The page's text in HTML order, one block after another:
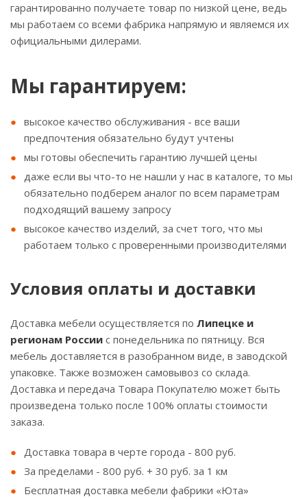
гарантированно получаете товар по низкой цене, ведь
мы работаем со всеми фабрика напрямую и являемся их
официальными дилерами.
Мы гарантируем:
высокое качество обслуживания - все ваши
предпочтения обязательно будут учтены
мы готовы обеспечить гарантию лучшей цены
даже если вы что-то не нашли у нас в каталоге, то мы
обязательно подберем аналог по всем параметрам
подходящий вашему запросу
высокое качество изделий, за счет того, что мы
работаем только с проверенными производителями
Условия оплаты и доставки
Доставка мебели осуществляется по Липецке и
регионам России с понедельника по пятницу. Вся
мебель доставляется в разобранном виде, в заводской
упаковке. Также возможен самовывоз со склада.
Доставка и передача Товара Покупателю может быть
произведена только после 100% оплаты стоимости
заказа.
Доставка товара в черте города - 800 руб.
За пределами - 800 руб. + 30 руб. за 1 км
Бесплатная доставка мебели фабрики «Юта»